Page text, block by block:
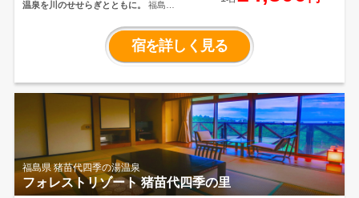
温泉を川のせせらぎとともに。
福島県
倉山や清らかな水の摺上川など大自然
に囲まれた福島有数の温泉郷。
飯坂温
泉からほど近い渓流沿いにある奥飯坂
の「穴原温泉 山房 月之瀬」は、
す。 穴原温泉のやわらかい湯質は身体
の芯まで温まり、お子様からお年寄り
まで安心してご利用頂けます。
四季を
感じられる自慢の露天風呂の他、家族
で楽しめる大浴場、旬の食材を使った
おいしいお料理をご堪能いただけま
東北福島の大自然を感じながら、
穴原温泉を心ゆくまで楽しみ抜い
て！ リフレッシュ＆癒しを満喫して
くださいませ。 【5/21～営業再開のお
知らせ】長い間ご不便おかけいたし
宿を詳しく見る
福島県 猪苗代四季の湯温泉
フォレストリゾート 猪苗代四季の里